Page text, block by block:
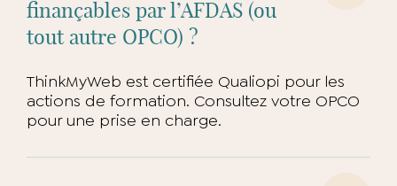
finançables par l’AFDAS (ou
tout autre OPCO) ?
ThinkMyWeb est certifiée Qualiopi pour les
actions de formation. Consultez votre OPCO
pour une prise en charge.